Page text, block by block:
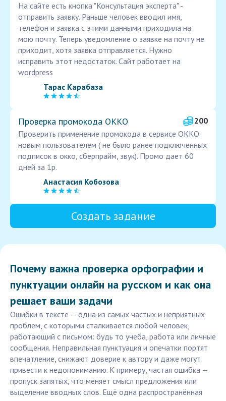
На сайте есть кнопка "Консультация эксперта" -
отправить заявку. Раньше человек вводил имя,
телефон и заявка с этими данными приходила на
мою почту. Теперь уведомление о заявке на почту не
приходит, хотя заявка отправляется. Нужно
исправить этот недостаток. Сайт работает на
wordpress
Тарас Карабаза
Проверка промокода ОККО
200
Проверить применение промокода в сервисе ОККО
новым пользователем ( не было ранее подключенных
подписок в окко, сберпрайм, звук). Промо дает 60
дней за 1р.
Анастасия Кобозова
Создать задание
Почему важна проверка орфографии и
пунктуации онлайн на русском и как она
решает ваши задачи
Ошибки в тексте — одна из самых частых и неприятных
проблем, с которыми сталкивается любой человек,
работающий с письмом: будь то учеба, работа или личные
сообщения. Неправильная пунктуация и опечатки портят
впечатление, снижают доверие к автору и даже могут
привести к недопониманию. К примеру, частая ошибка —
пропуск запятых, что меняет смысл предложения или
выделение вводных слов. Ещё одна распространённая